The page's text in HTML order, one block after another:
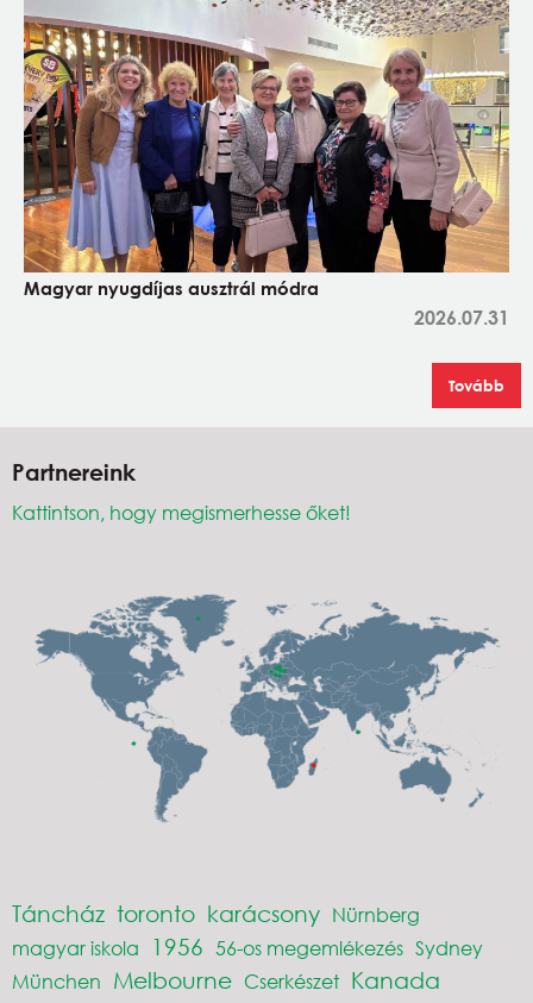
Magyar nyugdíjas ausztrál módra
2026.07.31
Tovább
Partnereink
Kattintson, hogy megismerhesse őket!
Táncház toronto karácsony Nürnberg
magyar iskola
1956 56-os megemlékezés Sydney
München Melbourne Cserkészet Kanada